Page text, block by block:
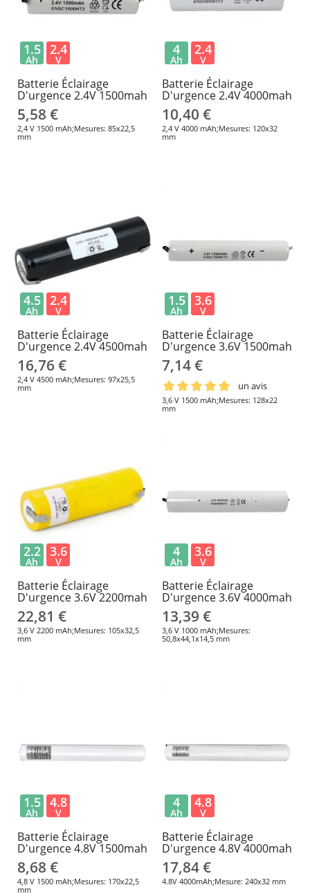
Batterie Éclairage
D'urgence 2.4V 1500mah
5,58 €
2,4 V 1500 mAh;Mesures: 85x22,5
mm
1.5
Ah
2.4
V
Batterie Éclairage
D'urgence 2.4V 4000mah
10,40 €
2,4 V 4000 mAh;Mesures: 120x32
mm
4
Ah
2.4
V
Batterie Éclairage
D'urgence 2.4V 4500mah
16,76 €
2,4 V 4500 mAh;Mesures: 97x25,5
mm
4.5
Ah
2.4
V
Batterie Éclairage
D'urgence 3.6V 1500mah
7,14 €
un avis
3,6 V 1500 mAh;Mesures: 128x22
mm
1.5
Ah
3.6
V
Batterie Éclairage
D'urgence 3.6V 2200mah
22,81 €
3,6 V 2200 mAh;Mesures: 105x32,5
mm
2.2
Ah
3.6
V
Batterie Éclairage
D'urgence 3.6V 4000mah
13,39 €
3,6 V 1000 mAh;Mesures:
50,8x44,1x14,5 mm
4
Ah
3.6
V
Batterie Éclairage
D'urgence 4.8V 1500mah
8,68 €
4,8 V 1500 mAh;Mesures: 170x22,5
mm
1.5
Ah
4.8
V
Batterie Éclairage
D'urgence 4.8V 4000mah
17,84 €
4.8V 4000mAh;Mesure: 240x32 mm
4
Ah
4.8
V